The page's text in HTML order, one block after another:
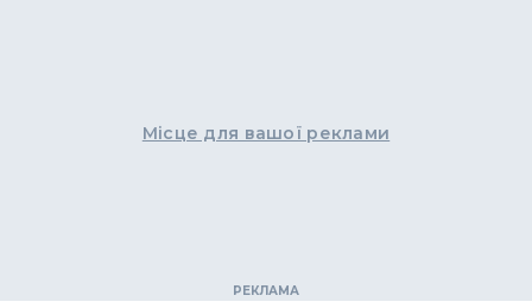
Місце для вашої реклами